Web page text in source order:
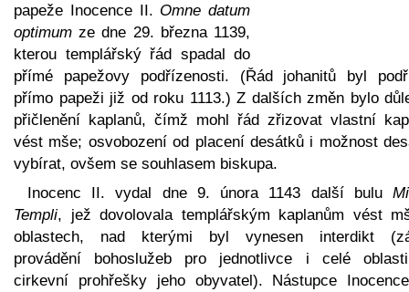
papeže Inocence II. Omne datum
optimum ze dne 29. března 1139,
kterou templářský řád spadal do
přímé papežovy podřízenosti. (Řád johanitů byl
přímo papeži již od roku 1113.) Z dalších změn bylo
přičlenění kaplanů, čímž mohl řád zřizovat vlastní
vést mše; osvobození od placení desátků i možnost
vybírat, ovšem se souhlasem biskupa.
Inocenc II. vydal dne 9. února 1143 další bulu
Templi, jež dovolovala templářským kaplanům vést
oblastech, nad kterými byl vynesen interdikt
provádění bohoslužeb pro jednotlivce i celé
cirkevní prohřešky jeho obyvatel). Nástupce